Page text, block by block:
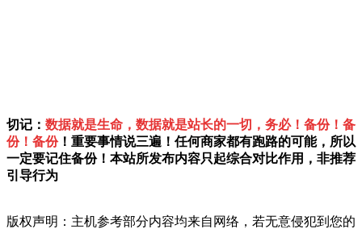
切记： 数据就是生命，数据就是站长的一切，务必！备份！备
份！备份！重要事情说三遍！任何商家都有跑路的可能，所以
一定要记住备份！本站所发布内容只起综合对比作用，非推荐
引导行为
版权声明：主机参考部分内容均来自网络，若无意侵犯到您的